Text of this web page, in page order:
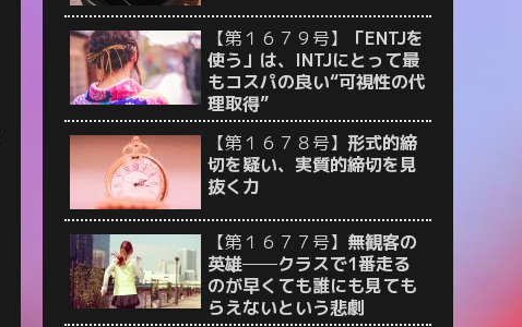
【第１６７９号】
「ENTJを
使う」は、INTJにとって最
もコスパの良い“可視性の代
理取得”
【第１６７８号】 形式的締
切を疑い、実質的締切を見
抜く力
【第１６７７号】 無観客の
英雄──クラスで1番走る
のが早くても誰にも見ても
らえないという悲劇